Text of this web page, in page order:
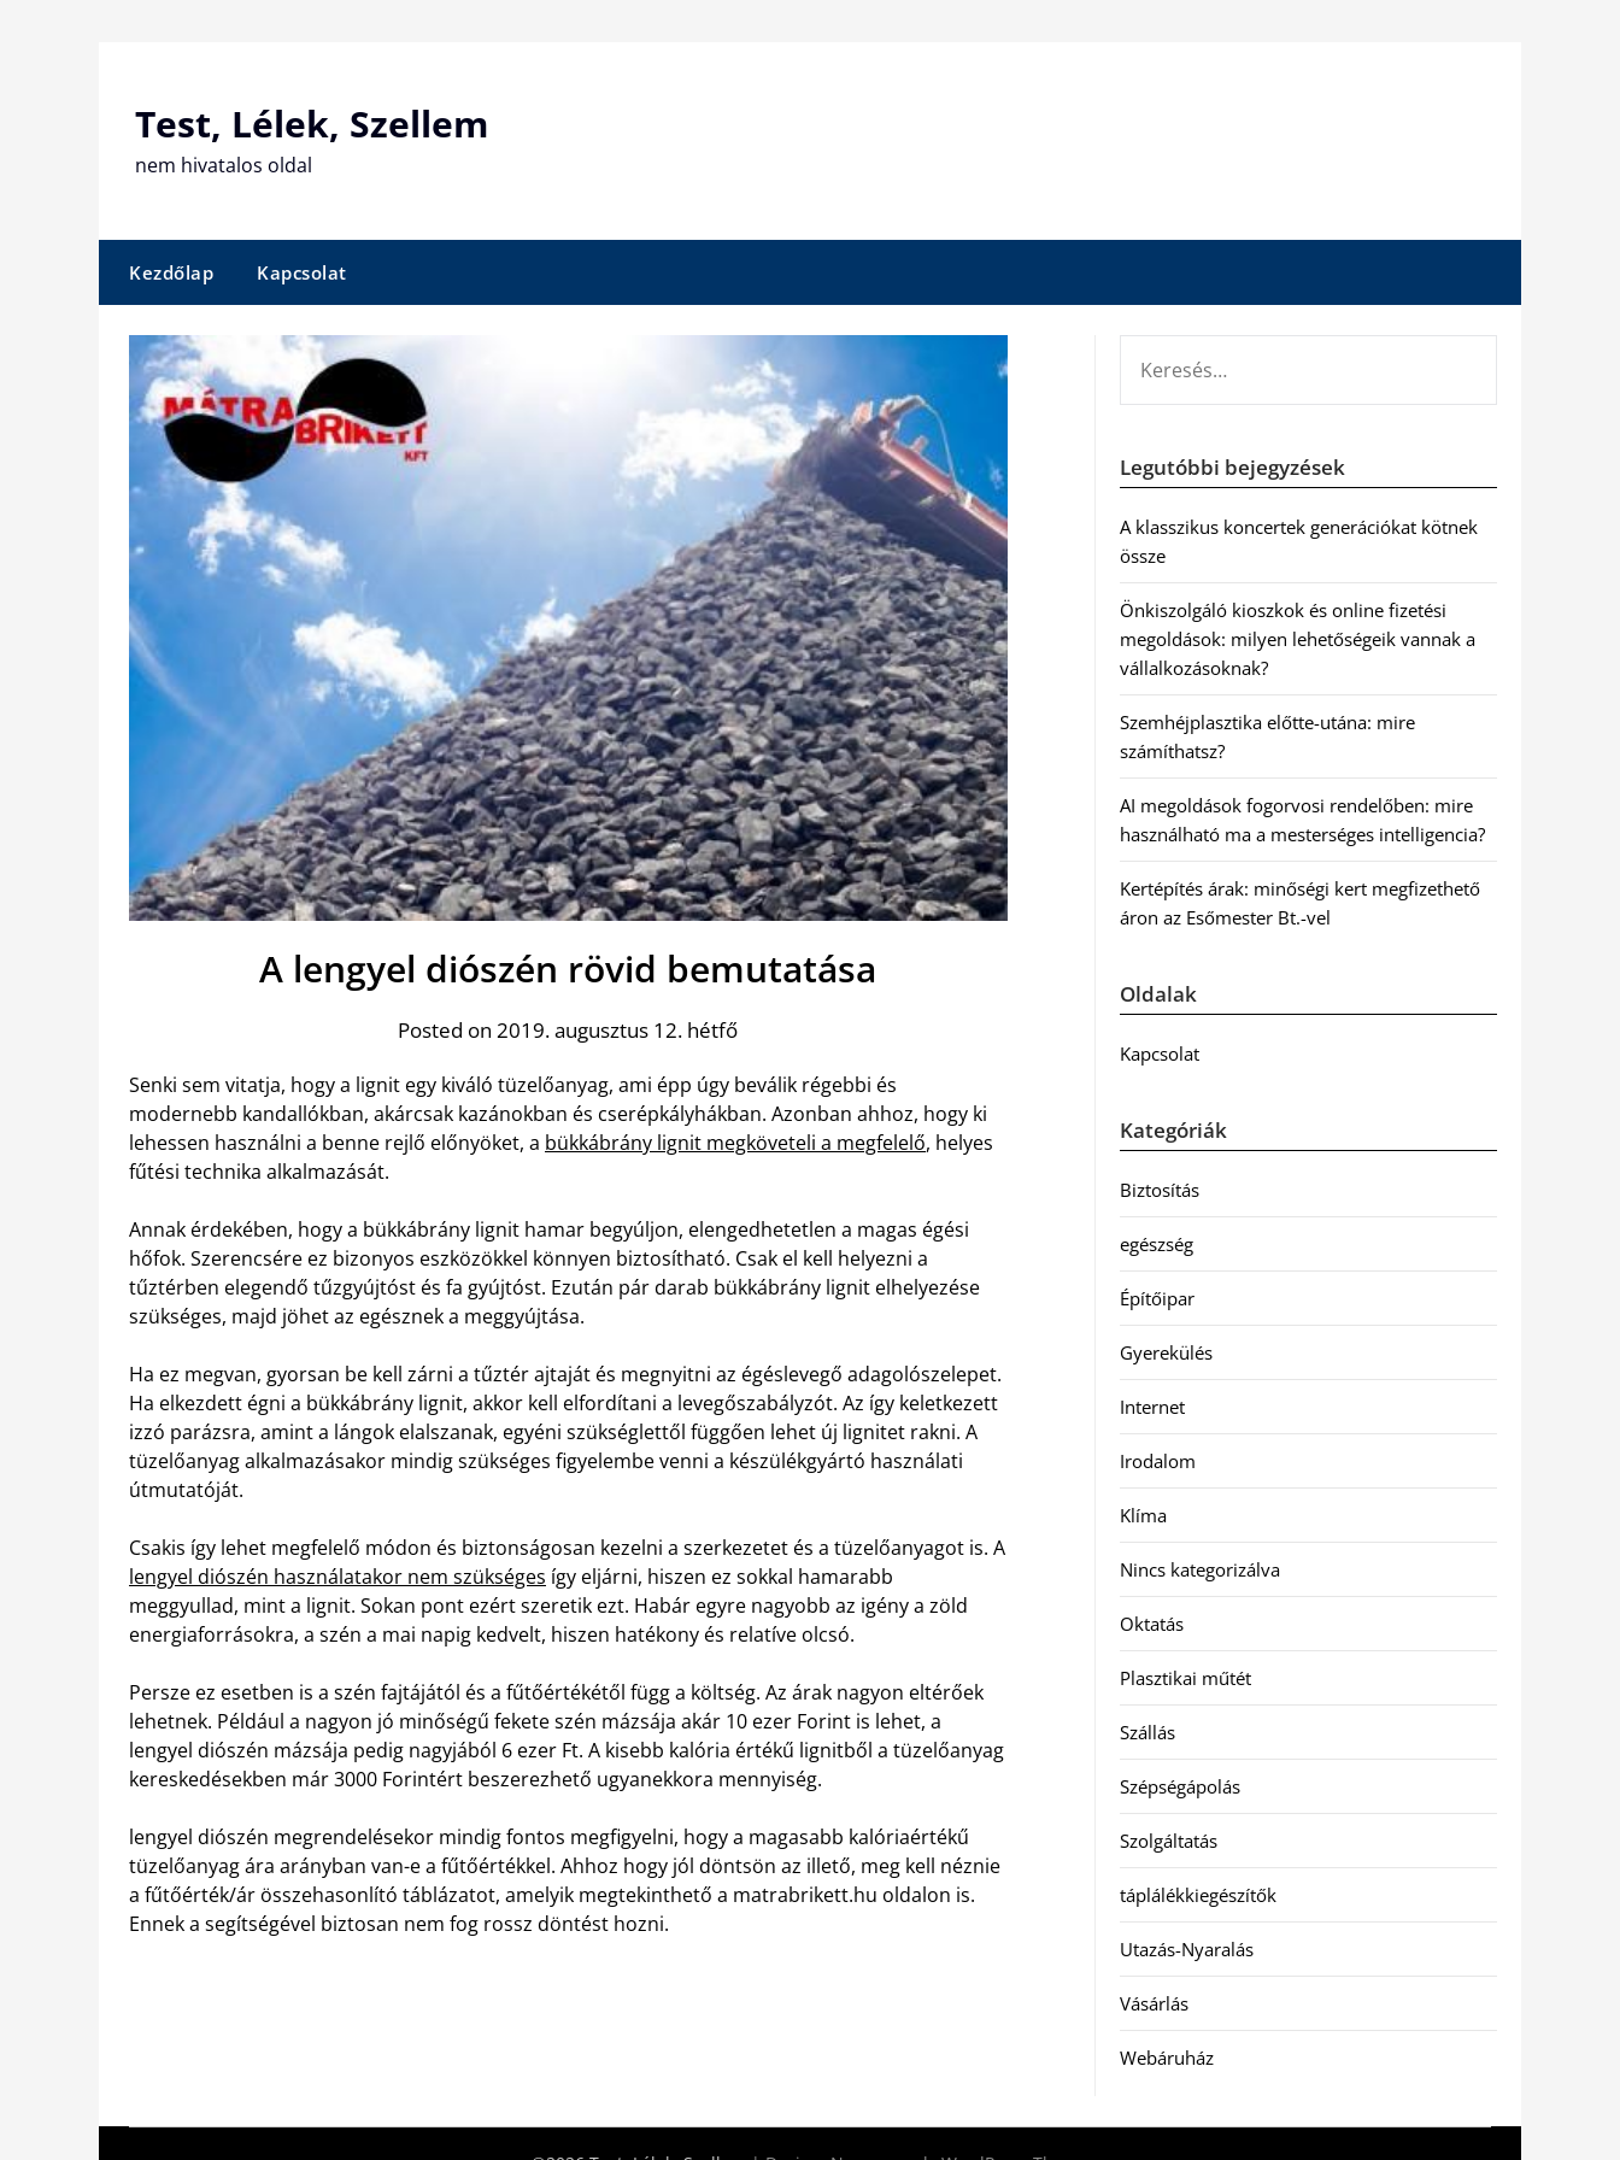
Test, Lélek, Szellem
nem hivatalos oldal
Kezdőlap Kapcsolat
A lengyel diószén rövid bemutatása
Posted on 2019. augusztus 12. hétfő
Senki sem vitatja, hogy a lignit egy kiváló tüzelőanyag, ami épp úgy beválik régebbi és
modernebb kandallókban, akárcsak kazánokban és cserépkályhákban. Azonban ahhoz, hogy ki
lehessen használni a benne rejlő előnyöket, a bükkábrány lignit megköveteli a megfelelő, helyes
fűtési technika alkalmazását.
Annak érdekében, hogy a bükkábrány lignit hamar begyúljon, elengedhetetlen a magas égési
hőfok. Szerencsére ez bizonyos eszközökkel könnyen biztosítható. Csak el kell helyezni a
tűztérben elegendő tűzgyújtóst és fa gyújtóst. Ezután pár darab bükkábrány lignit elhelyezése
szükséges, majd jöhet az egésznek a meggyújtása.
Ha ez megvan, gyorsan be kell zárni a tűztér ajtaját és megnyitni az égéslevegő adagolószelepet.
Ha elkezdett égni a bükkábrány lignit, akkor kell elfordítani a levegőszabályzót. Az így keletkezett
izzó parázsra, amint a lángok elalszanak, egyéni szükséglettől függően lehet új lignitet rakni. A
tüzelőanyag alkalmazásakor mindig szükséges figyelembe venni a készülékgyártó használati
útmutatóját.
Csakis így lehet megfelelő módon és biztonságosan kezelni a szerkezetet és a tüzelőanyagot is. A
lengyel diószén használatakor nem szükséges így eljárni, hiszen ez sokkal hamarabb
meggyullad, mint a lignit. Sokan pont ezért szeretik ezt. Habár egyre nagyobb az igény a zöld
energiaforrásokra, a szén a mai napig kedvelt, hiszen hatékony és relatíve olcsó.
Persze ez esetben is a szén fajtájától és a fűtőértékétől függ a költség. Az árak nagyon eltérőek
lehetnek. Például a nagyon jó minőségű fekete szén mázsája akár 10 ezer Forint is lehet, a
lengyel diószén mázsája pedig nagyjából 6 ezer Ft. A kisebb kalória értékű lignitből a tüzelőanyag
kereskedésekben már 3000 Forintért beszerezhető ugyanekkora mennyiség.
lengyel diószén megrendelésekor mindig fontos megfigyelni, hogy a magasabb kalóriaértékű
tüzelőanyag ára arányban van-e a fűtőértékkel. Ahhoz hogy jól döntsön az illető, meg kell néznie
a fűtőérték/ár összehasonlító táblázatot, amelyik megtekinthető a matrabrikett.hu oldalon is.
Ennek a segítségével biztosan nem fog rossz döntést hozni.
Legutóbbi bejegyzések
A klasszikus koncertek generációkat kötnek
össze
Önkiszolgáló kioszkok és online fizetési
megoldások: milyen lehetőségeik vannak a
vállalkozásoknak?
Szemhéjplasztika előtte-utána: mire
számíthatsz?
AI megoldások fogorvosi rendelőben: mire
használható ma a mesterséges intelligencia?
Kertépítés árak: minőségi kert megfizethető
áron az Esőmester Bt.-vel
Oldalak
Kapcsolat
Kategóriák
Biztosítás
egészség
Építőipar
Gyerekülés
Internet
Irodalom
Klíma
Nincs kategorizálva
Oktatás
Plasztikai műtét
Szállás
Szépségápolás
Szolgáltatás
táplálékkiegészítők
Utazás-Nyaralás
Vásárlás
Webáruház